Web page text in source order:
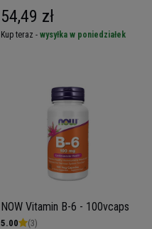
54,49 zł
Kup teraz - wysyłka w poniedziałek
NOW Vitamin B-6 - 100vcaps
5.00 (3)